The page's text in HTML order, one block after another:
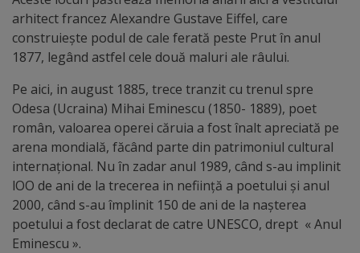
turistice
Sculpturi
(harta
sculpturilor)
Monumente
arhitecturale
Personalități
arhitect francez Alexandre Gustave Eiffel, care
construieşte podul de cale ferată peste Prut în anul
1877, legând astfel cele două maluri ale râului.
Pe aici, in august 1885, trece tranzit cu trenul spre
Odesa (Ucraina) Mihai Eminescu (1850- 1889), poet
român, valoarea operei căruia a fost înalt apreciată pe
arena mondială, făcând parte din patrimoniul cultural
internaţional. Nu în zadar anul 1989, când s-au implinit
lOO de ani de la trecerea in nefiinţă a poetului şi anul
2000, când s-au împlinit 150 de ani de la naşterea
poetului a fost declarat de catre UNESCO, drept « Anul
Eminescu ».